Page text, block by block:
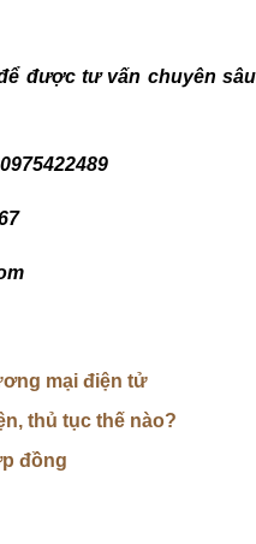
được tư vấn chuyên sâu
mại điện tử
thủ tục thế nào?
đồng